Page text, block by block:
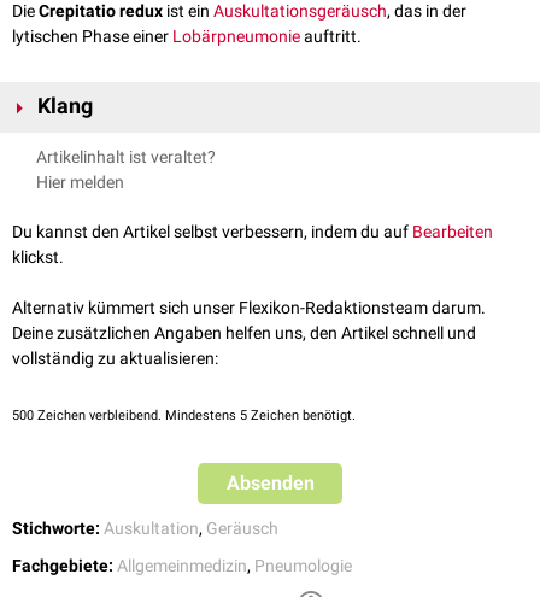
DieCrepitatio redux ist ein Auskultationsgeräusch, das in der
lytischen Phase einer Lobärpneumonieauftritt.
Klang
Der Klang der Crepitatio redux ist vergleichbar mit dem der
in der Anschoppungsphase der
Artikelinhalt ist veraltet?
Hier melden
Du kannst den Artikel selbst verbessern, indem du auf Bearbeiten
klickst.
Alternativ kümmert sich unser Flexikon-Redaktionsteam darum.
Deine zusätzlichen Angaben helfen uns, den Artikel schnell und
vollständig zu aktualisieren:
500 Zeichen verbleibend. Mindestens 5 Zeichen benötigt.
Absenden
Stichworte: Auskultation, Geräusch
Fachgebiete: Allgemeinmedizin, Pneumologie